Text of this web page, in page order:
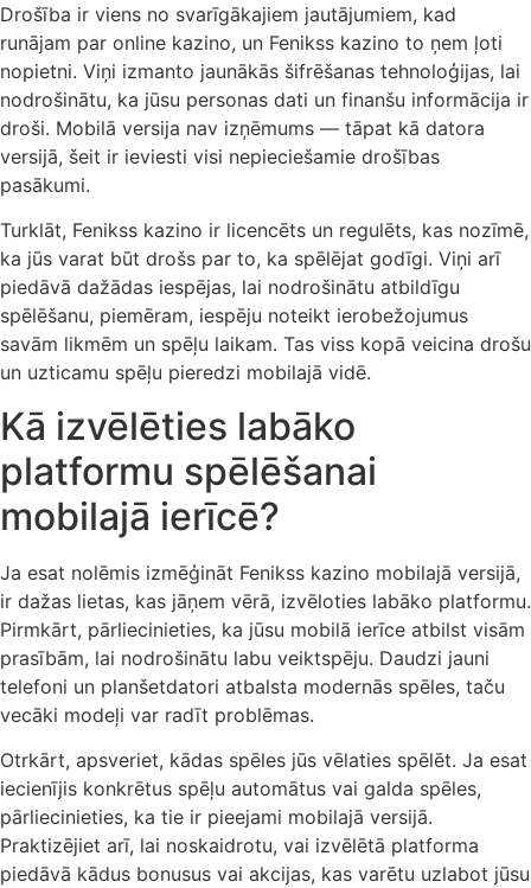
Drošība ir viens no svarīgākajiem jautājumiem, kad
runājam par online kazino, un Fenikss kazino to ņem ļoti
nopietni. Viņi izmanto jaunākās šifrēšanas tehnoloģijas, lai
nodrošinātu, ka jūsu personas dati un finanšu informācija ir
droši. Mobilā versija nav izņēmums — tāpat kā datora
versijā, šeit ir ieviesti visi nepieciešamie drošības
pasākumi.
Turklāt, Fenikss kazino ir licencēts un regulēts, kas nozīmē,
ka jūs varat būt drošs par to, ka spēlējat godīgi. Viņi arī
piedāvā dažādas iespējas, lai nodrošinātu atbildīgu
spēlēšanu, piemēram, iespēju noteikt ierobežojumus
savām likmēm un spēļu laikam. Tas viss kopā veicina drošu
un uzticamu spēļu pieredzi mobilajā vidē.
Kā izvēlēties labāko
platformu spēlēšanai
mobilajā ierīcē?
Ja esat nolēmis izmēģināt Fenikss kazino mobilajā versijā,
ir dažas lietas, kas jāņem vērā, izvēloties labāko platformu.
Pirmkārt, pārliecinieties, ka jūsu mobilā ierīce atbilst visām
prasībām, lai nodrošinātu labu veiktspēju. Daudzi jauni
telefoni un planšetdatori atbalsta modernās spēles, taču
vecāki modeļi var radīt problēmas.
Otrkārt, apsveriet, kādas spēles jūs vēlaties spēlēt. Ja esat
iecienījis konkrētus spēļu automātus vai galda spēles,
pārliecinieties, ka tie ir pieejami mobilajā versijā.
Praktizējiet arī, lai noskaidrotu, vai izvēlētā platforma
piedāvā kādus bonusus vai akcijas, kas varētu uzlabot jūsu